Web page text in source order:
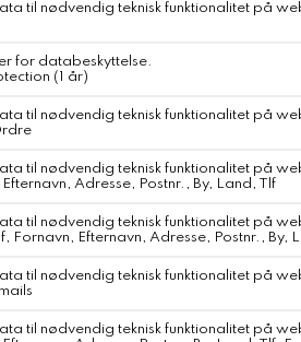
gennem regenerative
bomuldsfarmere med at
stabil indkomst.Produktet er 100%